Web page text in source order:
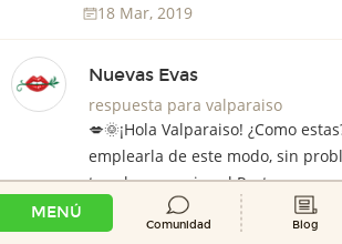
18 Mar, 2019
Nuevas Evas
respuesta para valparaiso
💋🌞¡Hola Valparaiso! ¿Como
emplearla de este modo, sin
te salga muy rico el Postre, nos
¡Un beso grande! 🌹😘
MENÚ
Comunidad Blog